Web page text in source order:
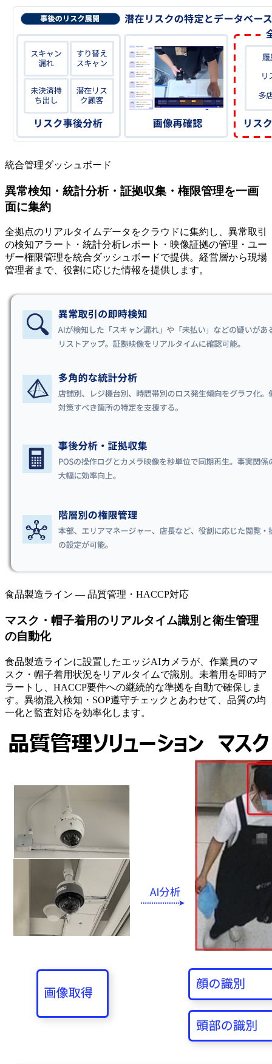
統合管理ダッシュボード
異常検知・統計分析・証拠収集・権限管理を一画
面に集約
全拠点のリアルタイムデータをクラウドに集約し、異常取引
の検知アラート・統計分析レポート・映像証拠の管理・ユー
ザー権限管理を統合ダッシュボードで提供。経営層から現場
管理者まで、役割に応じた情報を提供します。
食品製造ライン — 品質管理・HACCP対応
マスク・帽子着用のリアルタイム識別と衛生管理
の自動化
食品製造ラインに設置したエッジAIカメラが、作業員のマ
スク・帽子着用状況をリアルタイムで識別。未着用を即時ア
ラートし、HACCP要件への継続的な準拠を自動で確保しま
す。異物混入検知・SOP遵守チェックとあわせて、品質の均
一化と監査対応を効率化します。